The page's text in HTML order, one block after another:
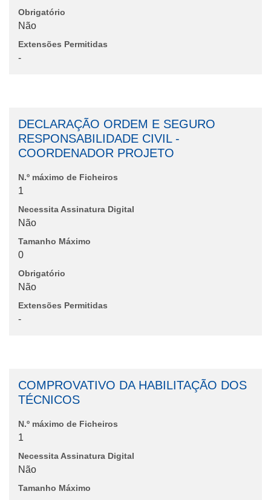
Obrigatório
Não
Extensões Permitidas
-
DECLARAÇÃO ORDEM E SEGURO
RESPONSABILIDADE CIVIL -
COORDENADOR PROJETO
N.º máximo de Ficheiros
1
Necessita Assinatura Digital
Não
Tamanho Máximo
0
Obrigatório
Não
Extensões Permitidas
-
COMPROVATIVO DA HABILITAÇÃO DOS
TÉCNICOS
N.º máximo de Ficheiros
1
Necessita Assinatura Digital
Não
Tamanho Máximo